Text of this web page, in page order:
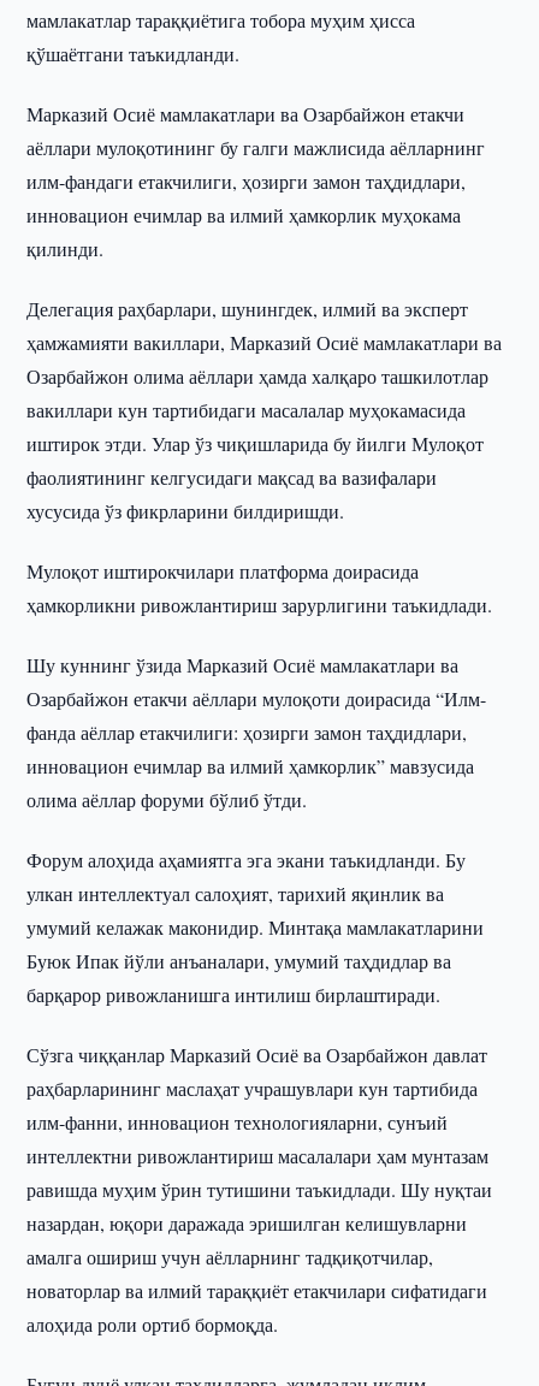
мамлакатлар тараққиётига тобора муҳим ҳисса
қўшаётгани таъкидланди.
Марказий Осиё мамлакатлари ва Озарбайжон етакчи
аёллари мулоқотининг бу галги мажлисида аёлларнинг
илм-фандаги етакчилиги, ҳозирги замон таҳдидлари,
инновацион ечимлар ва илмий ҳамкорлик муҳокама
қилинди.
Делегация раҳбарлари, шунингдек, илмий ва эксперт
ҳамжамияти вакиллари, Марказий Осиё мамлакатлари ва
Озарбайжон олима аёллари ҳамда халқаро ташкилотлар
вакиллари кун тартибидаги масалалар муҳокамасида
иштирок этди. Улар ўз чиқишларида бу йилги Мулоқот
фаолиятининг келгусидаги мақсад ва вазифалари
хусусида ўз фикрларини билдиришди.
Мулоқот иштирокчилари платформа доирасида
ҳамкорликни ривожлантириш зарурлигини таъкидлади.
Шу куннинг ўзида Марказий Осиё мамлакатлари ва
Озарбайжон етакчи аёллари мулоқоти доирасида “Илм-
фанда аёллар етакчилиги: ҳозирги замон таҳдидлари,
инновацион ечимлар ва илмий ҳамкорлик” мавзусида
олима аёллар форуми бўлиб ўтди.
Форум алоҳида аҳамиятга эга экани таъкидланди. Бу
улкан интеллектуал салоҳият, тарихий яқинлик ва
умумий келажак маконидир. Минтақа мамлакатларини
Буюк Ипак йўли анъаналари, умумий таҳдидлар ва
барқарор ривожланишга интилиш бирлаштиради.
Сўзга чиққанлар Марказий Осиё ва Озарбайжон давлат
раҳбарларининг маслаҳат учрашувлари кун тартибида
илм-фанни, инновацион технологияларни, сунъий
интеллектни ривожлантириш масалалари ҳам мунтазам
равишда муҳим ўрин тутишини таъкидлади. Шу нуқтаи
назардан, юқори даражада эришилган келишувларни
амалга ошириш учун аёлларнинг тадқиқотчилар,
новаторлар ва илмий тараққиёт етакчилари сифатидаги
алоҳида роли ортиб бормоқда.